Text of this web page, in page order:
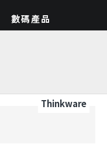
數碼產品
Thinkware